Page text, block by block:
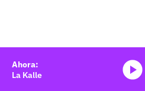
La Kalle